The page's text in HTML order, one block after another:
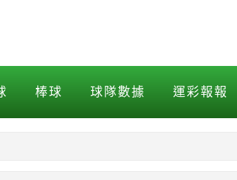
洋基全壘打王與釀
棒球 球隊數據 運彩報報